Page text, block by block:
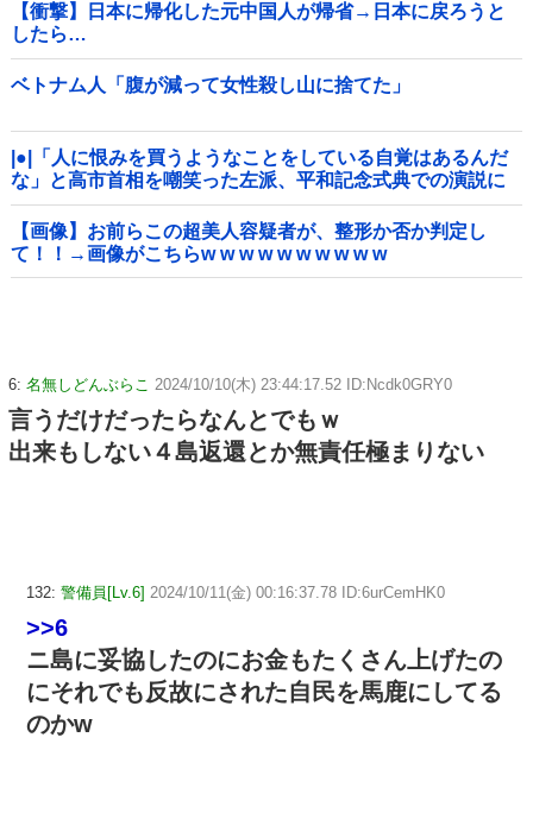
【衝撃】日本に帰化した元中国人が帰省→日本に戻ろうと
したら…
ベトナム人「腹が減って女性殺し山に捨てた」
|●|「人に恨みを買うようなことをしている自覚はあるんだ
な」と高市首相を嘲笑った左派、平和記念式典での演説に
ケチを付けるも……
【画像】お前らこの超美人容疑者が、整形か否か判定し
て！！→画像がこちらw w w w w w w w w w
6: 名無しどんぶらこ 2024/10/10(木) 23:44:17.52 ID:Ncdk0GRY0
言うだけだったらなんとでもｗ
出来もしない４島返還とか無責任極まりない
132: 警備員[Lv.6] 2024/10/11(金) 00:16:37.78 ID:6urCemHK0
>>6
ニ島に妥協したのにお金もたくさん上げたの
にそれでも反故にされた自民を馬鹿にしてる
のかw